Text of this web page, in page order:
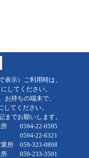
示）ご利用時は、
してください。
持ちの端末で、
てください。
でお願いします。
0594-22-0595
22-6321
059-323-0808
所 059-233-3501